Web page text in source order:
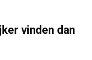
vinden dan